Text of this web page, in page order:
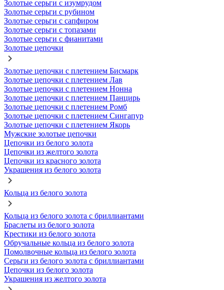
Золотые серьги с изумрудом
Золотые серьги с рубином
Золотые серьги с сапфиром
Золотые серьги с топазами
Золотые серьги с фианитами
Золотые цепочки
Золотые цепочки с плетением Бисмарк
Золотые цепочки с плетением Лав
Золотые цепочки с плетением Нонна
Золотые цепочки с плетением Панцирь
Золотые цепочки с плетением Ромб
Золотые цепочки с плетением Сингапур
Золотые цепочки с плетением Якорь
Мужские золотые цепочки
Цепочки из белого золота
Цепочки из желтого золота
Цепочки из красного золота
Украшения из белого золота
Кольца из белого золота
Кольца из белого золота с бриллиантами
Браслеты из белого золота
Крестики из белого золота
Обручальные кольца из белого золота
Помолвочные кольца из белого золота
Серьги из белого золота с бриллиантами
Цепочки из белого золота
Украшения из желтого золота